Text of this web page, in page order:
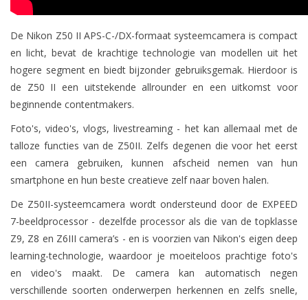
De Nikon Z50 II APS-C-/DX-formaat systeemcamera is compact
en licht, bevat de krachtige technologie van modellen uit het
hogere segment en biedt bijzonder gebruiksgemak. Hierdoor is
de Z50 II een uitstekende allrounder en een uitkomst voor
beginnende contentmakers.
Foto's, video's, vlogs, livestreaming - het kan allemaal met de
talloze functies van de Z50II. Zelfs degenen die voor het eerst
een camera gebruiken, kunnen afscheid nemen van hun
smartphone en hun beste creatieve zelf naar boven halen.
De Z50II-systeemcamera wordt ondersteund door de EXPEED
7-beeldprocessor - dezelfde processor als die van de topklasse
Z9, Z8 en Z6III camera’s - en is voorzien van Nikon's eigen deep
learning-technologie, waardoor je moeiteloos prachtige foto's
en video's maakt. De camera kan automatisch negen
verschillende soorten onderwerpen herkennen en zelfs snelle,